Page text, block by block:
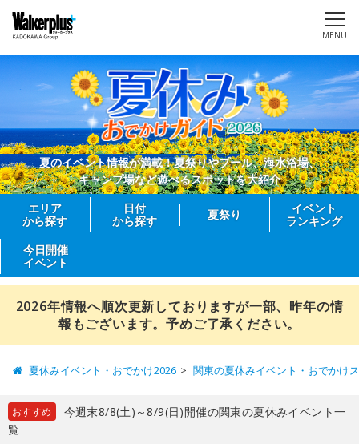
MENU
夏のイベント情報が満載！夏祭りやプール、海水浴場、
キャンプ場など遊べるスポットを大紹介
エリア
から探す
日付
から探す
夏祭り
イベント
ランキング
今日開催
イベント
2026年情報へ順次更新しておりますが一部、昨年の情
報もございます。予めご了承ください。
夏休みイベント・おでかけ2026 関東の夏休みイベント・おでかけ
おすすめ
今週末8/8(土)～8/9(日)開催の関東の夏休みイベント一
覧